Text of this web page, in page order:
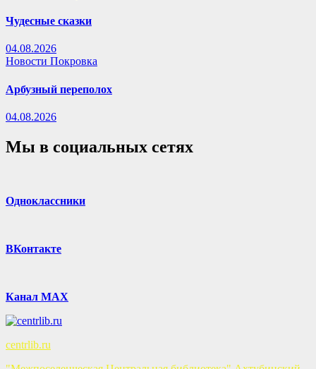
Чудесные сказки
04.08.2026
Новости Покровка
Арбузный переполох
04.08.2026
Мы в социальных сетях
Одноклассники
ВКонтакте
Канал MAX
centrlib.ru